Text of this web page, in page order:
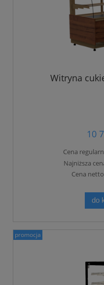
Witryna
10
Cena
Najniższa
Cena
do
promocja